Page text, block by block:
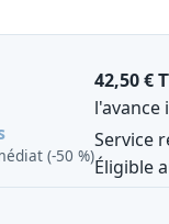
(‑50 %)
42,50 €
Service
Éligible